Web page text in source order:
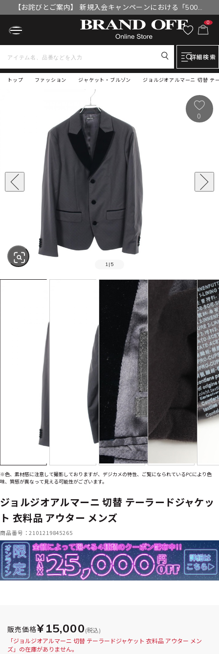
【お詫びとご案内】 新規入会キャンペーンにおける「500円
OFFクーポン」付与漏れと補填について
0
詳細検索
トップ ジョルジオアルマーニ 切替 テ
ファッション ジャケット・ブルゾン
SOLD OUT
1 | 5
0
※色、素材感に注意して撮影しておりますが、デジカメの特性、ご覧になられているPCにより色
味、質感が異なって見える可能性がございます。
ジョルジオアルマーニ 切替 テーラードジャケッ
ト 衣料品 アウター メンズ
商品番号：2101219845265
販売価格¥15,000 (税込)
「ジョルジオアルマーニ 切替 テーラードジャケット 衣料品 アウター メン
ズ」の在庫がありません。